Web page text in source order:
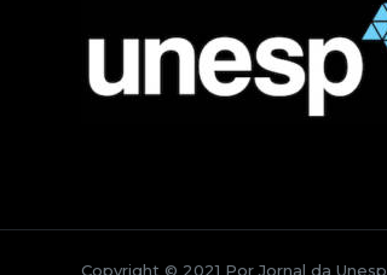
Copyright © 2021 Por Jornal da Unesp